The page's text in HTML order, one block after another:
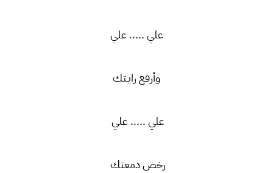
علي ..... علي
وأرفع رايـتك
علي ..... علي
رخص دمعتك